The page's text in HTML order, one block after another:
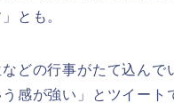
とも。
どの行事がたて込ん
感が強い」とツイート